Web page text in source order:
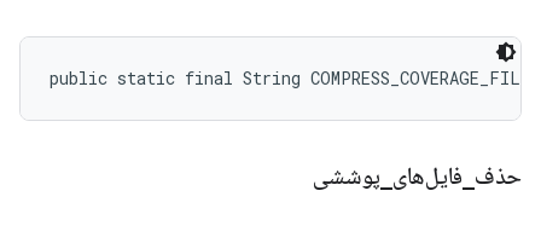
public static final String COMPRESS_COVERAGE_FILES
حذف فایل‌های پوششی